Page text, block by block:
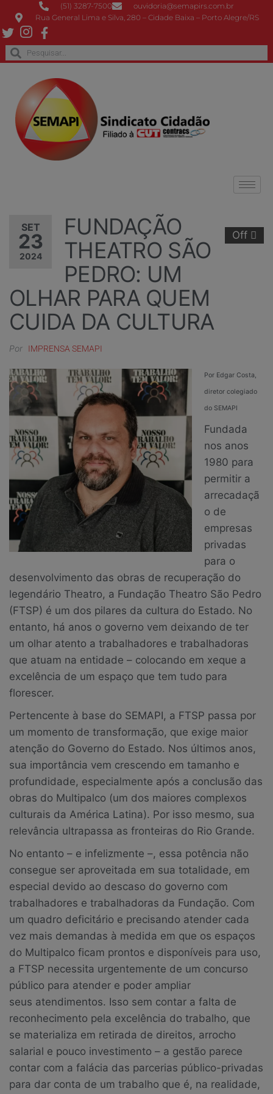
(51) 3287-7500
ouvidoria@semapirs.com.br
Rua General Lima e Silva, 280 – Cidade Baixa – Porto Alegre/RS
SET
23
2024
Off
FUNDAÇÃO
THEATRO SÃO
PEDRO: UM
OLHAR PARA QUEM
CUIDA DA CULTURA
Por IMPRENSA SEMAPI
Por Edgar Costa,
diretor colegiado
do SEMAPI
Fundada
nos anos
1980 para
permitir a
arrecadaçã
o de
empresas
privadas
para o
desenvolvimento das obras de recuperação do
legendário Theatro, a Fundação Theatro São Pedro
(FTSP) é um dos pilares da cultura do Estado. No
entanto, há anos o governo vem deixando de ter
um olhar atento a trabalhadores e trabalhadoras
que atuam na entidade – colocando em xeque a
excelência de um espaço que tem tudo para
florescer.
Pertencente à base do SEMAPI, a FTSP passa por
um momento de transformação, que exige maior
atenção do Governo do Estado. Nos últimos anos,
sua importância vem crescendo em tamanho e
profundidade, especialmente após a conclusão das
obras do Multipalco (um dos maiores complexos
culturais da América Latina). Por isso mesmo, sua
relevância ultrapassa as fronteiras do Rio Grande.
No entanto – e infelizmente –, essa potência não
consegue ser aproveitada em sua totalidade, em
especial devido ao descaso do governo com
trabalhadores e trabalhadoras da Fundação. Com
um quadro deficitário e precisando atender cada
vez mais demandas à medida em que os espaços
do Multipalco ficam prontos e disponíveis para uso,
a FTSP necessita urgentemente de um concurso
público para atender e poder ampliar
seus atendimentos. Isso sem contar a falta de
reconhecimento pela excelência do trabalho, que
se materializa em retirada de direitos, arrocho
salarial e pouco investimento – a gestão parece
contar com a falácia das parcerias público-privadas
para dar conta de um trabalho que é, na realidade,